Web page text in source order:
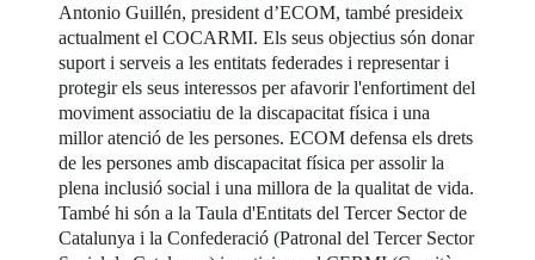
Antonio Guillén, president d’ECOM, també presideix
actualment el COCARMI. Els seus objectius són donar
suport i serveis a les entitats federades i representar i
protegir els seus interessos per afavorir l'enfortiment del
moviment associatiu de la discapacitat física i una
millor atenció de les persones. ECOM defensa els drets
de les persones amb discapacitat física per assolir la
plena inclusió social i una millora de la qualitat de vida.
També hi són a la Taula d'Entitats del Tercer Sector de
Catalunya i la Confederació (Patronal del Tercer Sector